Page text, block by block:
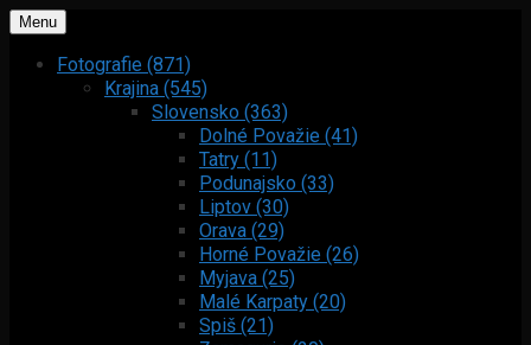
Menu
Fotografie (871)
Krajina (545)
Slovensko (363)
Dolné Považie (41)
Tatry (11)
Podunajsko (33)
Liptov (30)
Orava (29)
Horné Považie (26)
Myjava (25)
Malé Karpaty (20)
Spiš (21)